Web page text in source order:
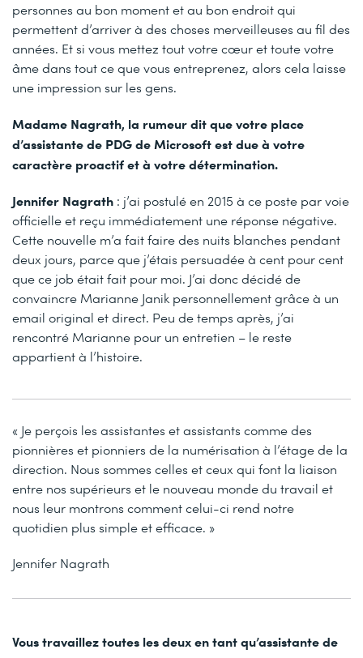
personnes au bon moment et au bon endroit qui
permettent d’arriver à des choses merveilleuses au fil des
années. Et si vous mettez tout votre cœur et toute votre
âme dans tout ce que vous entreprenez, alors cela laisse
une impression sur les gens.
Madame Nagrath, la rumeur dit que votre place
d’assistante de PDG de Microsoft est due à votre
caractère proactif et à votre détermination.
Jennifer Nagrath : j’ai postulé en 2015 à ce poste par voie
officielle et reçu immédiatement une réponse négative.
Cette nouvelle m’a fait faire des nuits blanches pendant
deux jours, parce que j’étais persuadée à cent pour cent
que ce job était fait pour moi. J’ai donc décidé de
convaincre Marianne Janik personnellement grâce à un
email original et direct. Peu de temps après, j’ai
rencontré Marianne pour un entretien – le reste
appartient à l’histoire.
« Je perçois les assistantes et assistants comme des
pionnières et pionniers de la numérisation à l’étage de la
direction. Nous sommes celles et ceux qui font la liaison
entre nos supérieurs et le nouveau monde du travail et
nous leur montrons comment celui-ci rend notre
quotidien plus simple et efficace. »
Jennifer Nagrath
Vous travaillez toutes les deux en tant qu’assistante de